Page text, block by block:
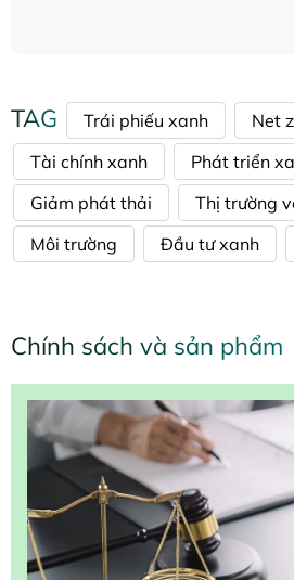
TAG Trái phiếu xanh
Net
Tài chính xanh
Phát triển
Giảm phát thải
Thị trường
Môi trường
Đầu tư xanh
Chính sách và sản phẩm